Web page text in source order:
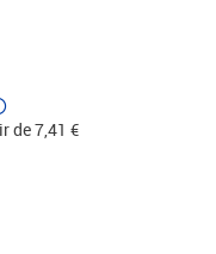
vue, et mat pour une
mode de gestion
lustrée est issue de
rigide, résistante et
sont fabriqués à
de 7,41 €